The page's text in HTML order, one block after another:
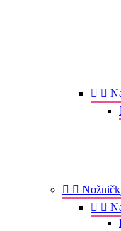
 
 
 